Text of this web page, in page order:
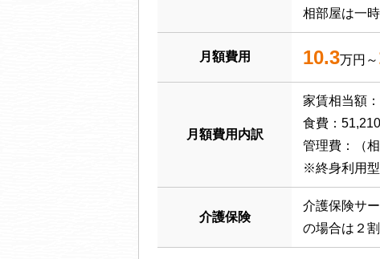
相部屋は一
月額費用 10.3万円～
月額費用内訳
家賃相当額
食費：
管理費：（
※終身利用型
介護保険
介護保険サ
の場合は２